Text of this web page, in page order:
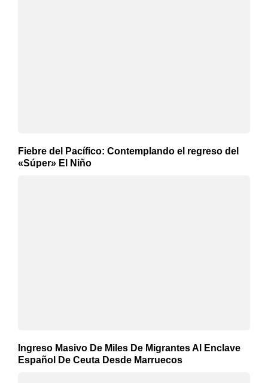
Fiebre del Pacífico: Contemplando el regreso del
«Súper» El Niño
Ingreso Masivo De Miles De Migrantes Al Enclave
Español De Ceuta Desde Marruecos